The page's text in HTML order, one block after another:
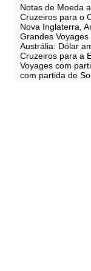
Notas de Moeda
Cruzeiros para o
Nova Inglaterra,
Grandes
Austrália: Dólar
Cruzeiros para a
Voyages com
com partida de